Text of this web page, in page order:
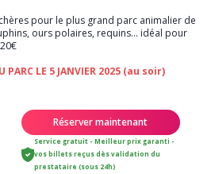
pour le plus grand parc animalier de
ours polaires, requins... idéal pour
PARC LE 5 JANVIER 2025 (au soir)
Réserver maintenant
Service gratuit - Meilleur prix garanti -
vos billets reçus dès validation du
prestataire (sous 24h)